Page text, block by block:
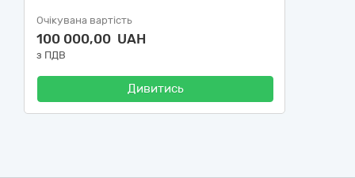
Очікувана вартість
100 000,00 UAH
з ПДВ
Дивитись